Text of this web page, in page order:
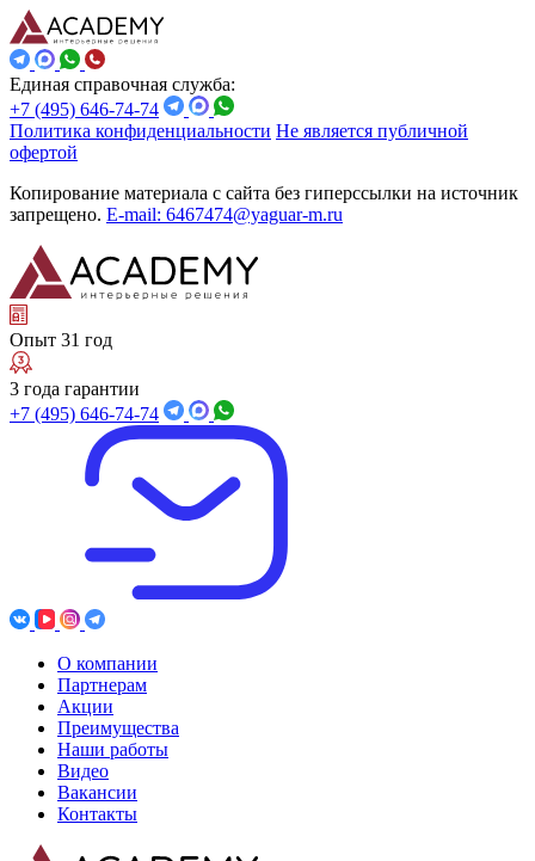
Единая справочная служба:
+7 (495) 646-74-74
Политика конфиденциальности Не является публичной
офертой
Копирование материала с сайта без гиперссылки на источник
запрещено. E-mail: 6467474@yaguar-m.ru
Опыт 31 год
3 года гарантии
+7 (495) 646-74-74
О компании
Партнерам
Акции
Преимущества
Наши работы
Видео
Вакансии
Контакты